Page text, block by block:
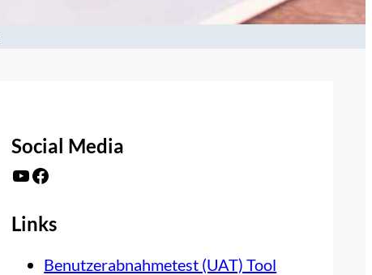
Social Media
YouTube Facebook
Links
Benutzerabnahmetest (UAT) Tool